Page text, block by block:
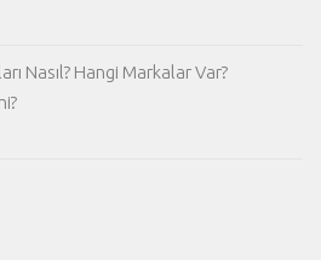
Nasıl? Hangi Markalar Var?